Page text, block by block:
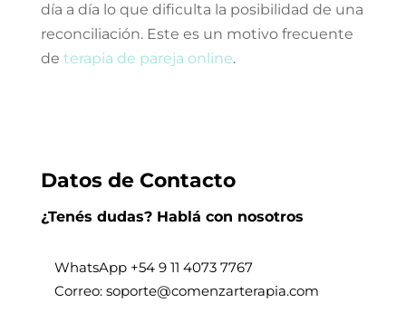
día a día lo que dificulta la posibilidad de una
reconciliación. Este es un motivo frecuente
de terapia de pareja online.
Datos de Contacto
¿Tenés dudas? Hablá con nosotros
WhatsApp +54 9 11 4073 7767
Correo: soporte@comenzarterapia.com